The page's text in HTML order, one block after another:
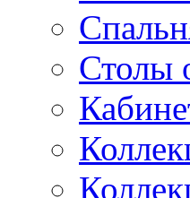
Столы